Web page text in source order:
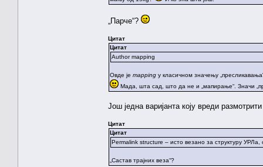
„Парче“?
Цитат
Цитат
Author mapping
Овде је mapping у класичном значењу
Мада, шта сад, што да не и „мапирање“. Значи
Још једна варијанта коју вреди
Цитат
Цитат
Permalink structure – исто везано за структуру
„Састав трајних веза“?